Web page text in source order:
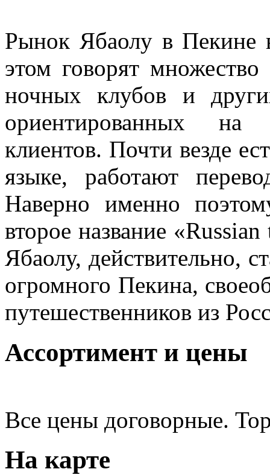
Рынок Ябаолу в Пекине
этом говорят
ночных клубов и
ориентированных на
клиентов. Почти везде
языке, работают
Наверно именно
второе название
Ябаолу, действительно,
огромного Пекина,
путешественников из
Ассортимент и цены
Все цены договорные.
На карте